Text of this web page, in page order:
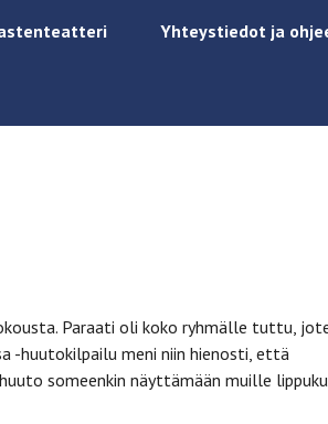
Yhteystiedot ja
Paraati oli koko ryhmälle tuttu,
-huutokilpailu meni niin hienosti, että
someenkin näyttämään muille